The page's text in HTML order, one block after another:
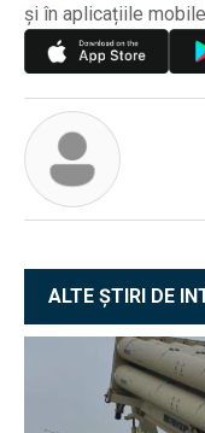
și în aplicațiile mobile
ALTE ȘTIRI DE